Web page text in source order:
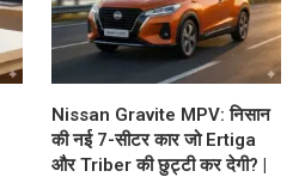
Nissan Gravite MPV: निसान
की नई 7-सीटर कार जो Ertiga
और Triber की छुट्टी कर देगी? |